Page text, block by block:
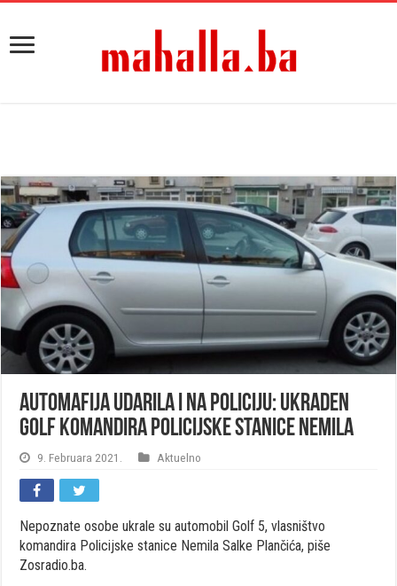
Automafija udarila i na policiju: Ukraden
Golf komandira Policijske stanice Nemila
9. Februara 2021. Aktuelno
Nepoznate osobe ukrale su automobil Golf 5, vlasništvo
komandira Policijske stanice Nemila Salke Plančića, piše
Zosradio.ba.